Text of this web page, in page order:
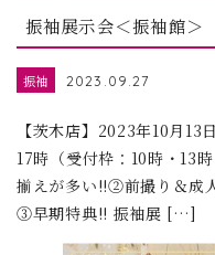
振袖展示会＜振袖館＞
振袖 2023.09.27
【茨木店】2023年10月
17時（受付枠：10時・13
揃えが多い!!②前撮り＆成
③早期特典!! 振袖展 […]